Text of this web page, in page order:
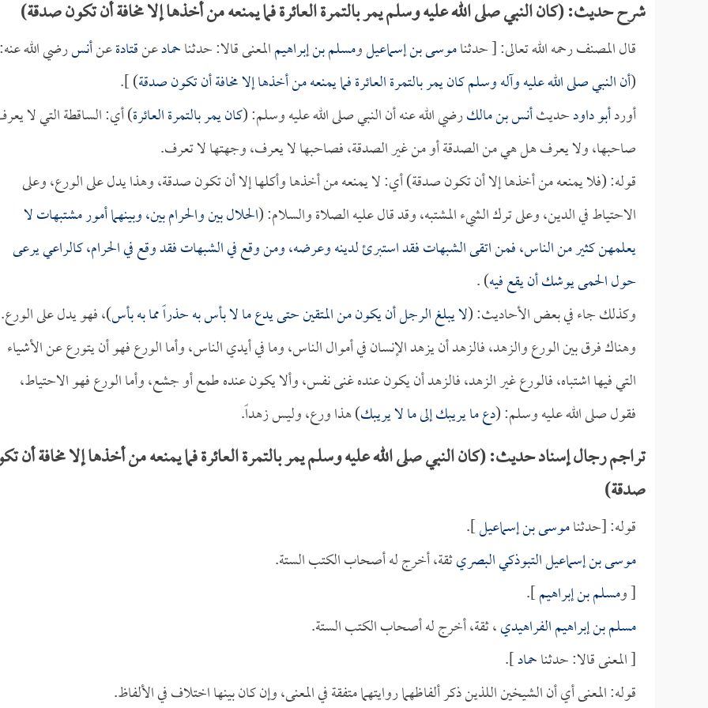
شرح حديث: (كان النبي صلى الله عليه وسلم يمر بالتمرة العائرة فما يمنعه من أخذها إلا مخافة أن تكون صدقة)
قال المصنف رحمه الله تعالى: [ حدثناموسى بن إسماعيلومسلم بن إبراهيمالمعنى قالا: حدثناحمادعنقتادةعنأنسرضي الله
(أن النبي صلى الله عليه وآله وسلم كان يمر بالتمرة العائرة فما يمنعه من أخذها إلا مخافة أن تكون صدقة) ].
أوردأبو داودحديثأنس بن مالكرضي الله عنه أن النبي صلى الله عليه وسلم: (كان يمر بالتمرة العائرة) أي: الساقطة التي لا
صاحبها، ولا يعرف هل هي من الصدقة أو من غير الصدقة، فصاحبها لا يعرف، وجهتها لا تعرف.
قوله: (فلا يمنعه من أخذها إلا أن تكون صدقة) أي: لا يمنعه من أخذها وأكلها إلا أن تكون صدقة، وهذا يدل على الورع، وعلى
الاحتياط في الدين، وعلى ترك الشيء المشتبه، وقد قال عليه الصلاة والسلام: (الحلال بين والحرام بين، وبينهما أمور مشتبهات لا
يعلمهن كثير من الناس، فمن اتقى الشبهات فقد استبرئ لدينه وعرضه، ومن وقع في الشبهات فقد وقع في الحرام، كالراعي يرعى
حول الحمى يوشك أن يقع فيه) .
وكذلك جاء في بعض الأحاديث: (لا يبلغ الرجل أن يكون من المتقين حتى يدع ما لا بأس به حذراً مما به بأس)، فهو يدل على الورع.
وهناك فرق بين الورع والزهد، فالزهد أن يزهد الإنسان في أموال الناس، وما في أيدي الناس، وأما الورع فهو أن يتورع عن الأشياء
التي فيها اشتباه، فالورع غير الزهد، فالزهد أن يكون عنده غنى نفس، وألا يكون عنده طمع أو جشع، وأما الورع فهو الاحتياط،
فقول صلى الله عليه وسلم: (دع ما يريبك إلى ما لا يريبك) هذا ورع، وليس زهداً.
تراجم رجال إسناد حديث: (كان النبي صلى الله عليه وسلم يمر بالتمرة العائرة فما يمنعه من أخذها إلا مخافة أن
صدقة)
قوله: [حدثناموسى بن إسماعيل].
موسى بن إسماعيل التبوذكي البصريثقة، أخرج له أصحاب الكتب الستة.
[ ومسلم بن إبراهيم].
مسلم بن إبراهيم الفراهيدي، ثقة، أخرج له أصحاب الكتب الستة.
[ المعنى قالا: حدثناحماد].
قوله: المعنى أي أن الشيخين اللذين ذكر ألفاظهما روايتهما متفقة في المعنى، وإن كان بينها اختلاف في الألفاظ.